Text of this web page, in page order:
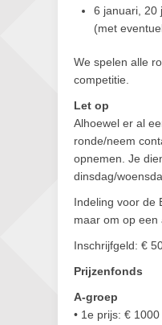
6 januari, 20
(met
We spelen alle
competitie.
Let op
Alhoewel er al
ronde/neem
opnemen. Je
dinsdag/
Indeling voor de
maar om op een
Inschrijfgeld: €
Prijzenfonds
A-groep
• 1e prijs: € 1000